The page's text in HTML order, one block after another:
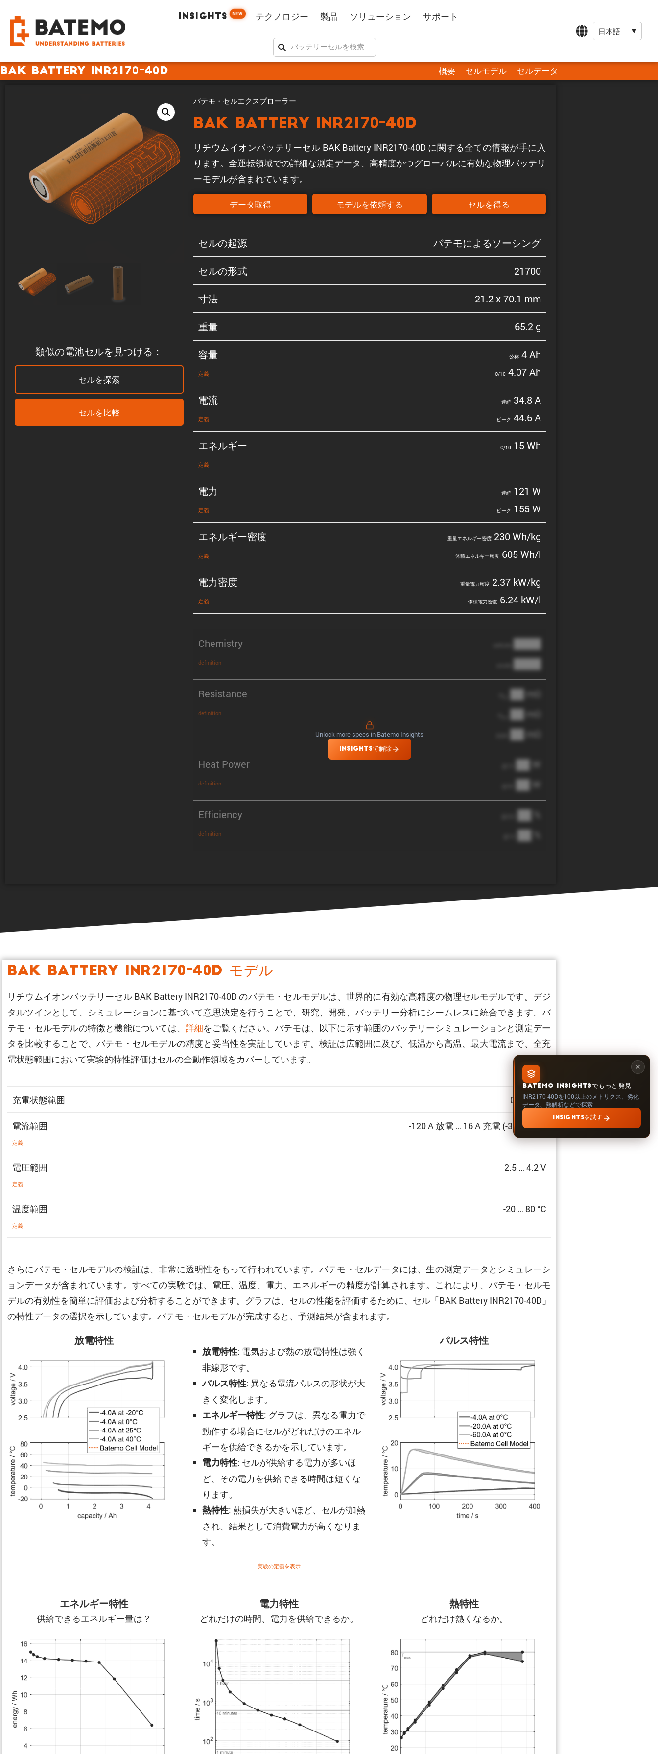
INSIGHTS NEW テクノロジー 製品 ソリューション サポート
日本語
BAK Battery INR2170-40D 概要 セルモデル セルデータ
類似の電池セルを見つける：
セルを探索
セルを比較
バテモ・セルエクスプローラー
BAK Battery INR2170-40D
リチウムイオンバッテリーセル BAK Battery INR2170-40D に関する全ての情報が手に入
ります。全運転領域での詳細な測定データ、高精度かつグローバルに有効な物理バッテリ
ーモデルが含まれています。
データ取得 モデルを依頼する セルを得る
セルの起源 バテモによるソーシング
セルの形式 21700
寸法 21.2 x 70.1 mm
重量 65.2 g
容量
定義
公称4 Ah
C/10 4.07 Ah
電流
定義
連続34.8 A
ピーク 44.6 A
エネルギー
定義
C/10 15 Wh
電力
定義
連続121 W
ピーク 155 W
エネルギー密度
定義
重量エネルギー密度230 Wh/kg
体積エネルギー密度605 Wh/l
電力密度
定義
重量電力密度2.37 kW/kg
体積電力密度6.24 kW/l
Chemistry
definition
████
████
Resistance
definition
██ mΩ
██ mΩ
██ mΩ
Heat Power
definition
██ W
██ W
Efficiency
definition
██ %
██ %
Unlock more specs in Batemo Insights
INSIGHTSで解除
BATEMO INSIGHTSでもっと発見
INR2170-40Dを100以上のメトリクス、劣化
データ、熱解析などで探索
INSIGHTSを試す
BAK Battery INR2170-40D モデル
リチウムイオンバッテリーセル BAK Battery INR2170-40D のバテモ・セルモデルは、世界的に有効な高精度の物理セルモデルです。デジ
タルツインとして、シミュレーションに基づいて意思決定を行うことで、研究、開発、バッテリー分析にシームレスに統合できます。バ
テモ・セルモデルの特徴と機能については、 詳細をご覧ください。バテモは、以下に示す範囲のバッテリーシミュレーションと測定デー
タを比較することで、バテモ・セルモデルの精度と妥当性を実証しています。検証は広範囲に及び、低温から高温、最大電流まで、全充
電状態範囲において実験的特性評価はセルの全動作領域をカバーしています。
充電状態範囲 0 … 100%
電流範囲
定義
-120 A 放電 … 16 A 充電 (-30C … 4C)
電圧範囲
定義
2.5 … 4.2 V
温度範囲
定義
-20 … 80 °C
さらにバテモ・セルモデルの検証は、非常に透明性をもって行われています。バテモ・セルデータには、生の測定データとシミュレーシ
ョンデータが含まれています。すべての実験では、電圧、温度、電力、エネルギーの精度が計算されます。これにより、バテモ・セルモ
デルの有効性を簡単に評価および分析することができます。グラフは、セルの性能を評価するために、セル「BAK Battery INR2170-40D」
の特性データの選択を示しています。バテモ・セルモデルが完成すると、予測結果が含まれます。
放電特性
放電特性: 電気および熱の放電特性は強く
非線形です。
パルス特性: 異なる電流パルスの形状が大
きく変化します。
エネルギー特性: グラフは、異なる電力で
動作する場合にセルがどれだけのエネル
ギーを供給できるかを示しています。
電力特性: セルが供給する電力が多いほ
ど、その電力を供給できる時間は短くな
ります。
熱特性: 熱損失が大きいほど、セルが加熱
され、結果として消費電力が高くなりま
す。
パルス特性
実験の定義を表示
エネルギー特性
供給できるエネルギー量は？
電力特性
どれだけの時間、電力を供給できるか。
熱特性
どれだけ熱くなるか。